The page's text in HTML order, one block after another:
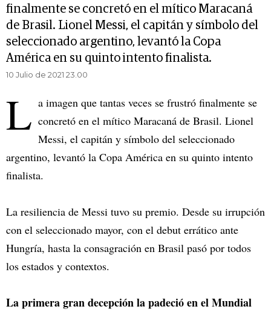
finalmente se concretó en el mítico Maracaná
de Brasil. Lionel Messi, el capitán y símbolo del
seleccionado argentino, levantó la Copa
América en su quinto intento finalista.
10 Julio de 2021 23.00
L a imagen que tantas veces se frustró finalmente se
concretó en el mítico Maracaná de Brasil. Lionel
Messi, el capitán y símbolo del seleccionado
argentino, levantó la Copa América en su quinto intento
finalista.
La resiliencia de Messi tuvo su premio. Desde su irrupción
con el seleccionado mayor, con el debut errático ante
Hungría, hasta la consagración en Brasil pasó por todos
los estados y contextos.
La primera gran decepción la padeció en el Mundial